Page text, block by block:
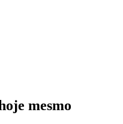
mesmo